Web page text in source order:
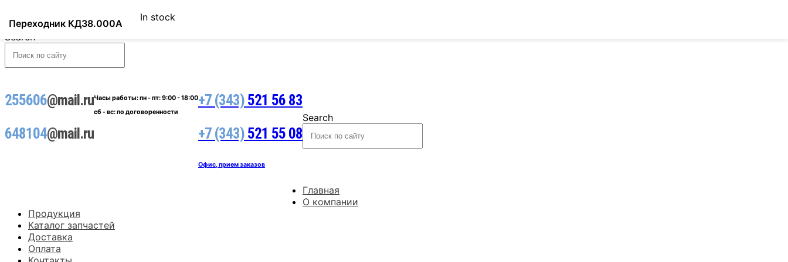
Search
255606@mail.ru
648104@mail.ru
Часы работы:пн - пт: 9:00 - 18:00
сб - вс: по договоренности
+7 (343) 521 56 83
+7 (343) 521 55 08
Офис, прием заказов
Search
Главная
О компании
Продукция
Каталог запчастей
Доставка
Оплата
Переходник КД38.000А
In stock